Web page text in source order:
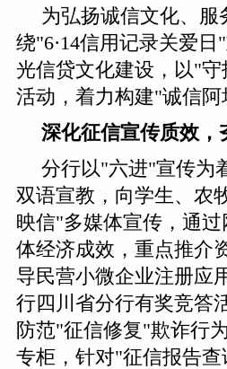
为弘扬诚信文化、
绕"6·14信用记录关爱
光信贷文化建设，以"
活动，着力构建"诚信
深化征信宣传质效，
分行以"六进"宣传为
双语宣教，向学生、农
映信"多媒体宣传，通
体经济成效，重点推介
导民营小微企业注册应
行四川省分行有奖竞答
防范"征信修复"欺诈行
专柜，针对"征信报告